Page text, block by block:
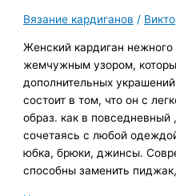
Вязание кардиганов /
Женский кардиган нежного
жемчужным узором,
дополнительных
состоит в том, что он с
образ. как в повседневный
сочетаясь с любой
юбка, брюки, джинсы.
способны заменить